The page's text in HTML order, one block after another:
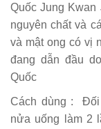
Quốc Jung
nguyên chất và
và mật ong có vị
đang dẫn đầu
Quốc
Cách dùng : Đối
nửa uống làm 2